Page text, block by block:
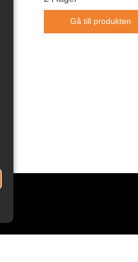
Gå till produkten